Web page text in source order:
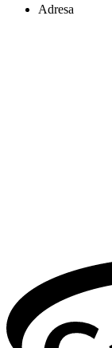
Adresa